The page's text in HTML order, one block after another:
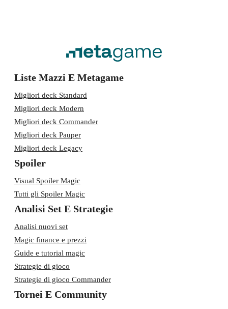
Liste Mazzi E Metagame
Migliori deck Standard
Migliori deck Modern
Migliori deck Commander
Migliori deck Pauper
Migliori deck Legacy
Spoiler
Visual Spoiler Magic
Tutti gli Spoiler Magic
Analisi Set E Strategie
Analisi nuovi set
Magic finance e prezzi
Guide e tutorial magic
Strategie di gioco
Strategie di gioco Commander
Tornei E Community